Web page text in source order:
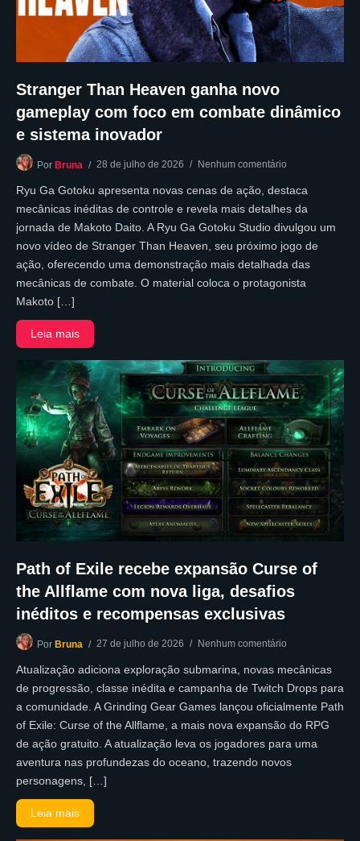
Stranger Than Heaven ganha novo
gameplay com foco em combate dinâmico
e sistema inovador
Por Bruna 28 de julho de 2026 Nenhum comentário
Ryu Ga Gotoku apresenta novas cenas de ação, destaca
mecânicas inéditas de controle e revela mais detalhes da
jornada de Makoto Daito. A Ryu Ga Gotoku Studio divulgou um
novo vídeo de Stranger Than Heaven, seu próximo jogo de
ação, oferecendo uma demonstração mais detalhada das
mecânicas de combate. O material coloca o protagonista
Makoto […]
Leia mais
Path of Exile recebe expansão Curse of
the Allflame com nova liga, desafios
inéditos e recompensas exclusivas
Por Bruna 27 de julho de 2026 Nenhum comentário
Atualização adiciona exploração submarina, novas mecânicas
de progressão, classe inédita e campanha de Twitch Drops para
a comunidade. A Grinding Gear Games lançou oficialmente Path
of Exile: Curse of the Allflame, a mais nova expansão do RPG
de ação gratuito. A atualização leva os jogadores para uma
aventura nas profundezas do oceano, trazendo novos
personagens, […]
Leia mais